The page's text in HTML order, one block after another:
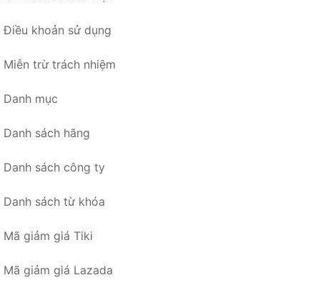
Điều khoản sử dụng
Miễn trừ trách nhiệm
Danh mục
Danh sách hãng
Danh sách công ty
Danh sách từ khóa
Mã giảm giá Tiki
Mã giảm giá Lazada